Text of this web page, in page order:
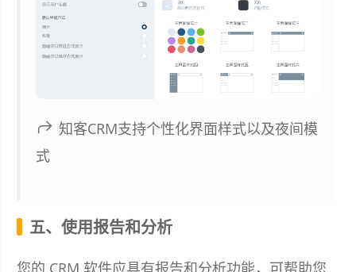
知客CRM支持个性化界面样式以及夜间模
式
五、使用报告和分析
您的 CRM 软件应具有报告和分析功能，可帮助您